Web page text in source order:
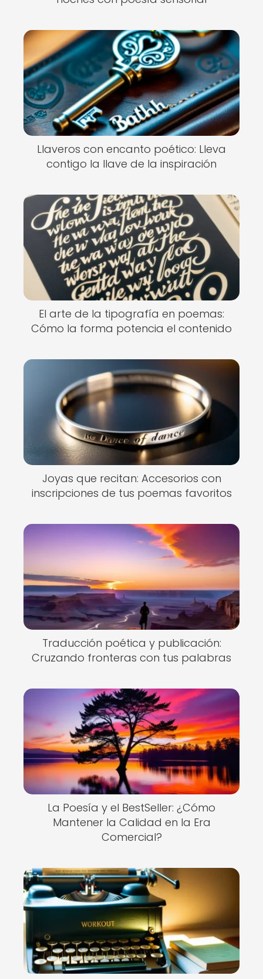
Llaveros con encanto poético: Lleva
contigo la llave de la inspiración
El arte de la tipografía en poemas:
Cómo la forma potencia el contenido
Joyas que recitan: Accesorios con
inscripciones de tus poemas favoritos
Traducción poética y publicación:
Cruzando fronteras con tus palabras
La Poesía y el BestSeller: ¿Cómo
Mantener la Calidad en la Era
Comercial?